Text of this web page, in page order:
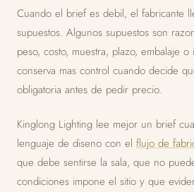
Cuando el brief es debil, el fabricante
supuestos. Algunos supuestos son
peso, costo, muestra, plazo, embalaje
conserva mas control cuando decide
obligatoria antes de pedir precio.
Kinglong Lighting lee mejor un brief
lenguaje de diseno con el flujo de
que debe sentirse la sala, que no
condiciones impone el sitio y que